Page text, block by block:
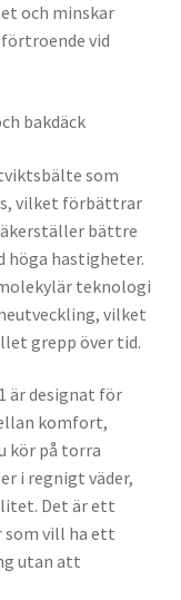
och minskar
vid
bakdäck
som
vilket förbättrar
bättre
hastigheter.
teknologi
vilket
grepp över tid.
är designat för
komfort,
kör på torra
i regnigt väder,
Det är ett
vill ha ett
utan att